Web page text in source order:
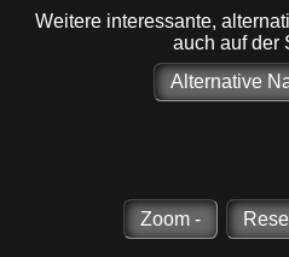
Weitere interessante,
auch auf der
Alternative
Zoom -